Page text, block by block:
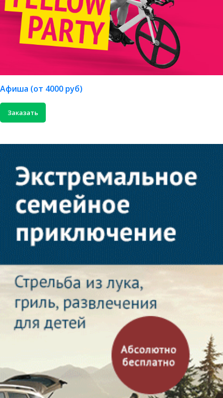
Афиша (от 4000 руб)
Заказать